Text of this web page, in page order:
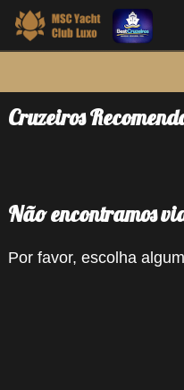
Cruzeiros
Não encontramos
Por favor, escolha